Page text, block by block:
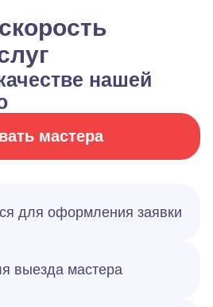
нашей
мастера
для оформления заявки
выезда мастера